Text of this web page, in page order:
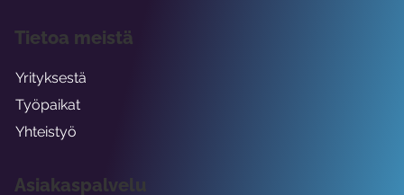
Asiakaspalvelu
Tietoa meistä
Yrityksestä
Työpaikat
Yhteistyö